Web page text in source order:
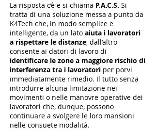
La risposta c’è e si chiama P.A.C.S. Si
tratta di una soluzione messa a punto da
K4Tech che, in modo semplice e
intelligente, da un lato aiuta i lavoratori
a rispettare le distanze, dall’altro
consente ai datori di lavoro di
identificare le zone a maggiore rischio di
interferenza tra i lavoratori per porvi
immediatamente rimedio. Il tutto senza
introdurre alcuna limitazione nei
movimenti o nelle manovre operative dei
lavoratori che, dunque, possono
continuare a svolgere le loro mansioni
nelle consuete modalità.